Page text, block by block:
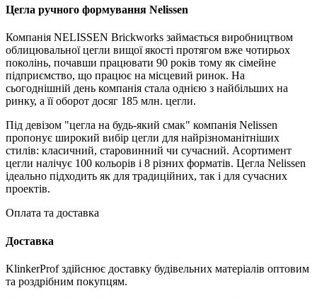
Цегла ручного формування Nelissen
Компанія NELISSEN Brickworks займається виробництвом
облицювальної цегли вищої якості протягом вже чотирьох
поколінь, почавши працювати 90 років тому як сімейне
підприємство, що працює на місцевий ринок. На
сьогоднішній день компанія стала однією з найбільших на
ринку, а її оборот досяг 185 млн. цегли.
Під девізом "цегла на будь-який смак" компанія Nelissen
пропонує широкий вибір цегли для найрізноманітніших
стилів: класичний, старовинний чи сучасний. Асортимент
цегли налічує 100 кольорів і 8 різних форматів. Цегла Nelissen
ідеально підходить як для традиційних, так і для сучасних
проектів.
Оплата та доставка
Доставка
KlinkerProf здійснює доставку будівельних матеріалів оптовим
та роздрібним покупцям.